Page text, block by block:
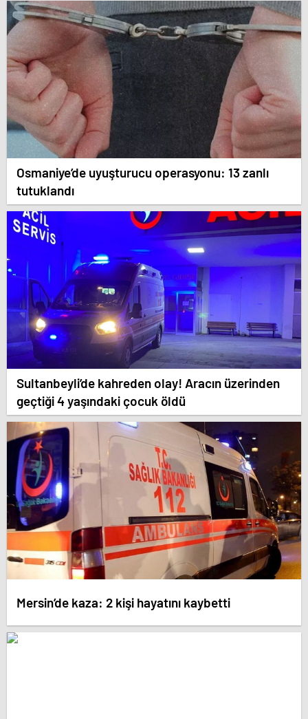
Osmaniye’de uyuşturucu operasyonu: 13 zanlı
tutuklandı
Sultanbeyli’de kahreden olay! Aracın üzerinden
geçtiği 4 yaşındaki çocuk öldü
Mersin’de kaza: 2 kişi hayatını kaybetti